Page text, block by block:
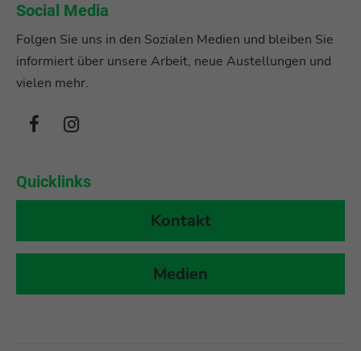
Social Media
Folgen Sie uns in den Sozialen Medien und bleiben Sie
informiert über unsere Arbeit, neue Austellungen und
vielen mehr.
Quicklinks
Kontakt
Medien